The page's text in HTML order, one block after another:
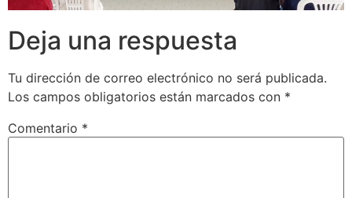
Deja una respuesta
Tu dirección de correo electrónico no será publicada.
Los campos obligatorios están marcados con *
Comentario *